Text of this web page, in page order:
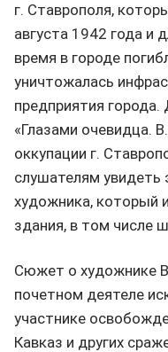
г. Ставрополя,
августа 1942 года и
время в городе
уничтожалась
предприятия
«Глазами очевидца.
оккупации г.
слушателям увидеть
художника, который
здания, в том числе
Сюжет о художнике
почетном деятеле
участнике
Кавказ и других